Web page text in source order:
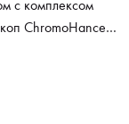
с комплексом
ChromoHance™